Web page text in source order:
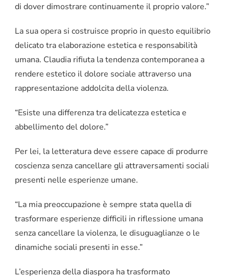
di dover dimostrare continuamente il proprio valore.”
La sua opera si costruisce proprio in questo equilibrio
delicato tra elaborazione estetica e responsabilità
umana. Claudia rifiuta la tendenza contemporanea a
rendere estetico il dolore sociale attraverso una
rappresentazione addolcita della violenza.
“Esiste una differenza tra delicatezza estetica e
abbellimento del dolore.”
Per lei, la letteratura deve essere capace di produrre
coscienza senza cancellare gli attraversamenti sociali
presenti nelle esperienze umane.
“La mia preoccupazione è sempre stata quella di
trasformare esperienze difficili in riflessione umana
senza cancellare la violenza, le disuguaglianze o le
dinamiche sociali presenti in esse.”
L’esperienza della diaspora ha trasformato